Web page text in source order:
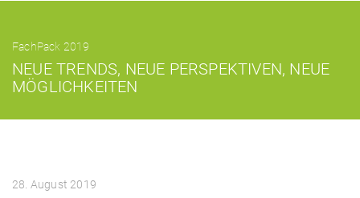
FachPack 2019
NEUE TRENDS, NEUE PERSPEKTIVEN, NEUE
MÖGLICHKEITEN
28. August 2019